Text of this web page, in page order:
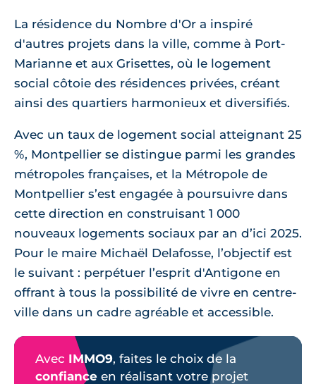
La résidence du Nombre d'Or a inspiré
d'autres projets dans la ville, comme à Port-
Marianne et aux Grisettes, où le logement
social côtoie des résidences privées, créant
ainsi des quartiers harmonieux et diversifiés.
Avec un taux de logement social atteignant 25
%, Montpellier se distingue parmi les grandes
métropoles françaises, et la Métropole de
Montpellier s’est engagée à poursuivre dans
cette direction en construisant 1 000
nouveaux logements sociaux par an d’ici 2025.
Pour le maire Michaël Delafosse, l’objectif est
le suivant : perpétuer l’esprit d'Antigone en
offrant à tous la possibilité de vivre en centre-
ville dans un cadre agréable et accessible.
Avec IMMO9, faites le choix de la
confiance en réalisant votre projet